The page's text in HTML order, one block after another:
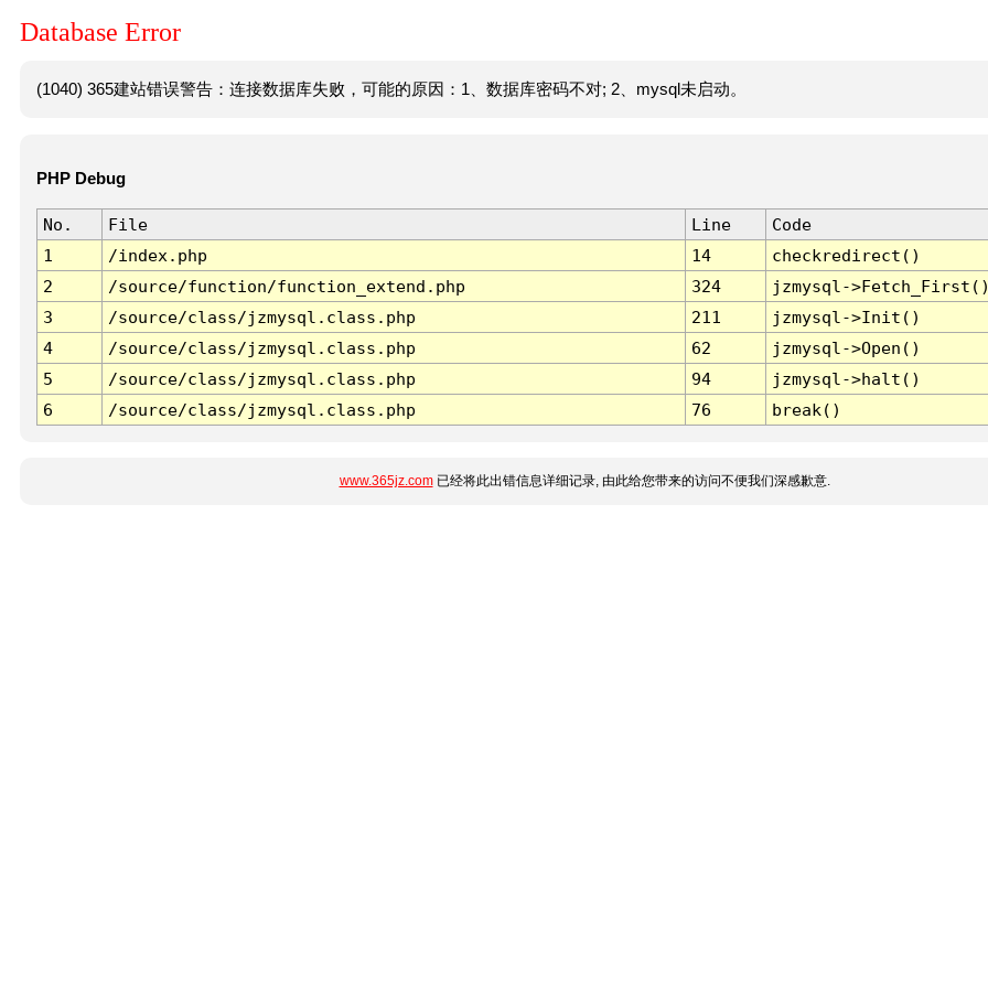
Database Error
(1040) 365建站错误警告：连接数据库失败，可能的原因：1、数据库密码不对; 2、mysql未启动。
PHP Debug
No. File Line
Code
1
/index.php 14
checkredirect()
2
/source/function/function_extend.php 324
jzmysql-
3
/source/class/jzmysql.class.php 211
jzmysql->Init()
4
/source/class/jzmysql.class.php 62
jzmysql->Open()
5
/source/class/jzmysql.class.php 94
jzmysql->halt()
6
/source/class/jzmysql.class.php 76 break()
www.365jz.com已经将此出错信息详细记录, 由此给您带来的访问不便我们深感歉意.